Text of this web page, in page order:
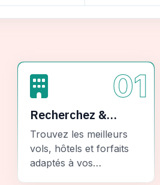
01
Recherchez &
Comparez
Trouvez les meilleurs
vols, hôtels et forfaits
adaptés à vos